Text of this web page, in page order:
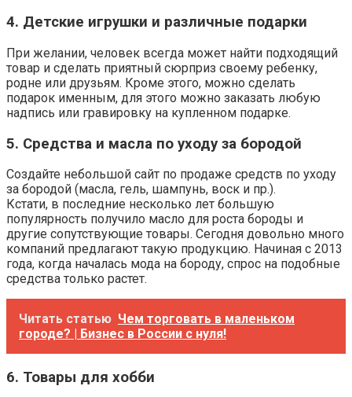
4. Детские игрушки и различные подарки
При желании, человек всегда может найти подходящий
товар и сделать приятный сюрприз своему ребенку,
родне или друзьям. Кроме этого, можно сделать
подарок именным, для этого можно заказать любую
надпись или гравировку на купленном подарке.
5. Средства и масла по уходу за бородой
Создайте небольшой сайт по продаже средств по уходу
за бородой (масла, гель, шампунь, воск и пр.).
Кстати, в последние несколько лет большую
популярность получило масло для роста бороды и
другие сопутствующие товары. Сегодня довольно много
компаний предлагают такую продукцию. Начиная с 2013
года, когда началась мода на бороду, спрос на подобные
средства только растет.
Читать статью Чем торговать в маленьком
городе? | Бизнес в России с нуля!
6. Товары для хобби